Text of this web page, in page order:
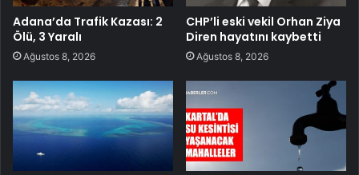
Adana’da Trafik Kazası: 2
Ölü, 3 Yaralı
Ağustos 8, 2026
CHP’li eski vekil Orhan Ziya
Diren hayatını kaybetti
Ağustos 8, 2026